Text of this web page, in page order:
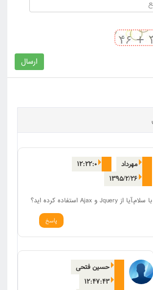
ارسال
مهرداد
۱۲:۲۲:۰
۱۳۹۵/۲/۲۶
با سلام.آیا از Jquery و Ajax استفاده کرده اید؟
پاسخ
حسین فتحی
۱۲:۴۷:۴۳